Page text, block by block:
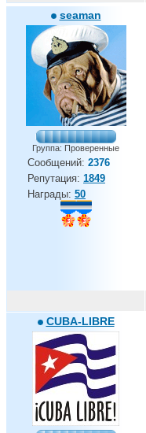
seaman
Группа: Проверенные
Сообщений: 2376
Репутация: 1849
Награды: 50
CUBA-LIBRE